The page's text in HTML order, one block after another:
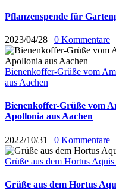
Pflanzenspende für
2023/04/28 | 0 Kommentare
Bienenkoffer-Grüße vom
aus Aachen
Bienenkoffer-Grüße vom
Apollonia aus Aachen
2022/10/31 | 0 Kommentare
Grüße aus dem Hortus
Grüße aus dem Hortus